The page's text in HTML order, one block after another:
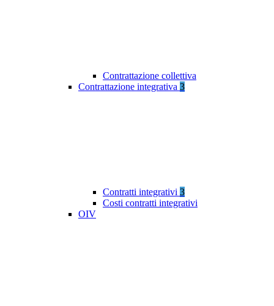
Contrattazione collettiva
Contrattazione integrativa 3
Contratti integrativi 3
Costi contratti integrativi
OIV